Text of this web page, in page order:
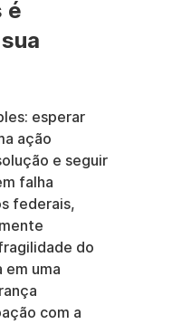
é
esperar
ação
e seguir
falha
federais,
do
uma
com a